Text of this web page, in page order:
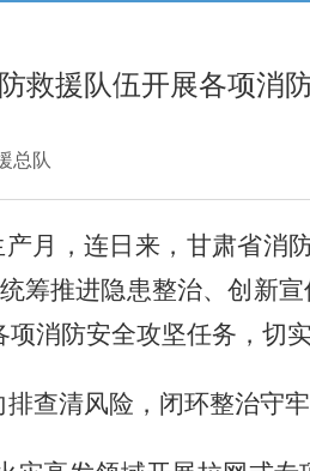
救援队伍开展各项消
总队
月，连日来，甘肃省消
推进隐患整治、创新
项消防安全攻坚任务，切
排查清风险，闭环整治守